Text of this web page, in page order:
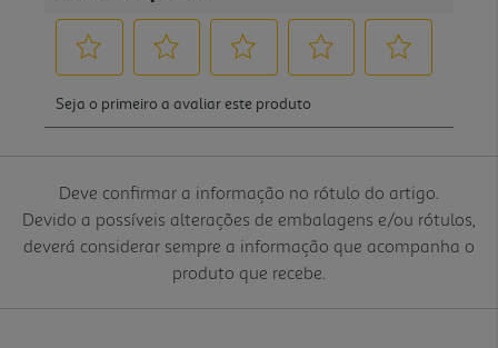
Deve confirmar a informação no rótulo do artigo.
Devido a possíveis alterações de embalagens e/ou rótulos,
deverá considerar sempre a informação que acompanha o
produto que recebe.